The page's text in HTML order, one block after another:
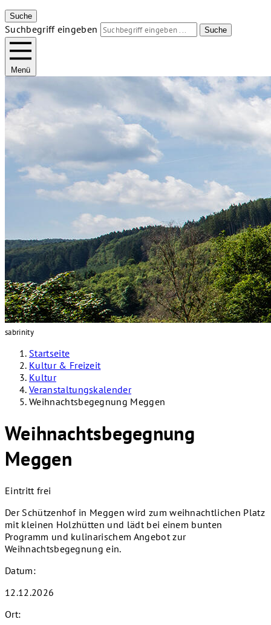
Suche
Suchbegriff eingeben Suche
Menü
sabrinity
Startseite
Kultur & Freizeit
Kultur
Veranstaltungskalender
Weihnachtsbegegnung Meggen
Weihnachtsbegegnung
Meggen
Eintritt frei
Der Schützenhof in Meggen wird zum weihnachtlichen Platz
mit kleinen Holzhütten und lädt bei einem bunten
Programm und kulinarischem Angebot zur
Weihnachtsbegegnung ein.
Datum:
12.12.2026
Ort: